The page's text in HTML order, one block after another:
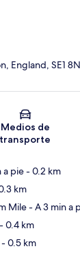
Sección del
England, SE1
Medios de
transporte
a pie- 0.2 km
km
Mile- A 3 min a
- 0.4 km
- 0.5 km